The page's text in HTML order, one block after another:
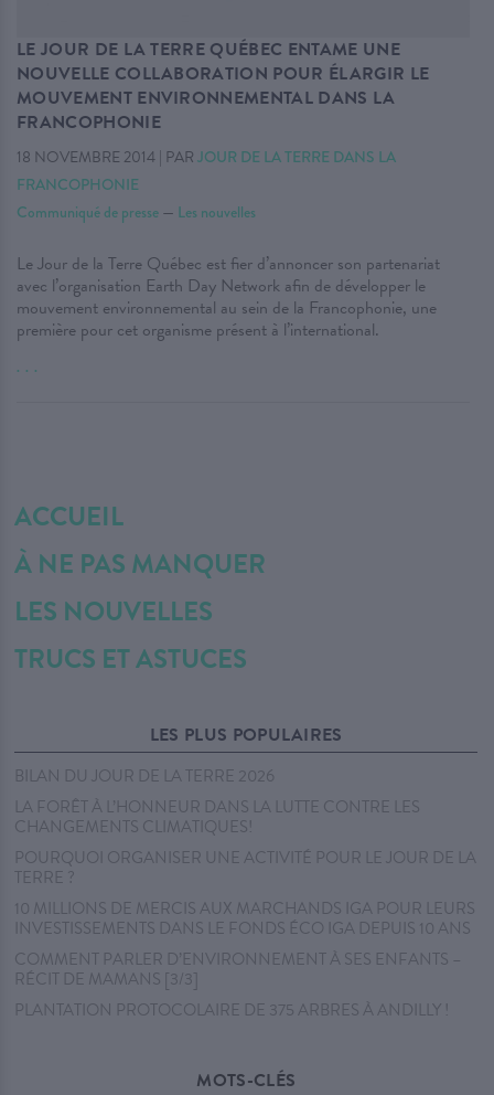
LE JOUR DE LA TERRE QUÉBEC ENTAME UNE
NOUVELLE COLLABORATION POUR ÉLARGIR LE
MOUVEMENT ENVIRONNEMENTAL DANS LA
FRANCOPHONIE
18 NOVEMBRE 2014| PAR JOUR DE LA TERRE DANS LA
FRANCOPHONIE
Communiqué de presse — Les nouvelles
Le Jour de la Terre Québec est fier d’annoncer son partenariat
avec l’organisation Earth Day Network afin de développer le
mouvement environnemental au sein de la Francophonie, une
première pour cet organisme présent à l’international.
. . .
ACCUEIL
À NE PAS MANQUER
LES NOUVELLES
TRUCS ET ASTUCES
LES PLUS POPULAIRES
BILAN DU JOUR DE LA TERRE 2026
LA FORÊT À L’HONNEUR DANS LA LUTTE CONTRE LES
CHANGEMENTS CLIMATIQUES!
POURQUOI ORGANISER UNE ACTIVITÉ POUR LE JOUR DE LA
TERRE ?
10 MILLIONS DE MERCIS AUX MARCHANDS IGA POUR LEURS
INVESTISSEMENTS DANS LE FONDS ÉCO IGA DEPUIS 10 ANS
COMMENT PARLER D’ENVIRONNEMENT À SES ENFANTS –
RÉCIT DE MAMANS [3/3]
PLANTATION PROTOCOLAIRE DE 375 ARBRES À ANDILLY !
MOTS-CLÉS